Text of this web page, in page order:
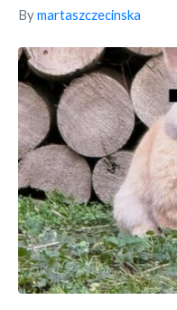
Bymartaszczecinska